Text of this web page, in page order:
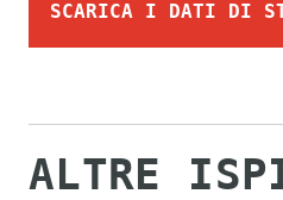
SCARICA I DATI DI
ALTRE